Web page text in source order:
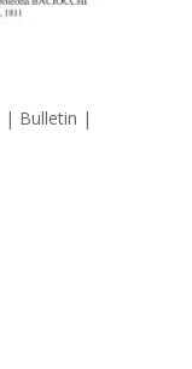
| Bulletin |